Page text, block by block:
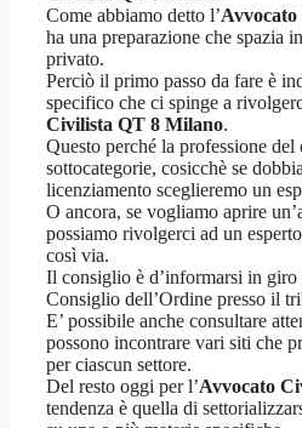
Come abbiamo detto l’
ha una preparazione che spazia
privato.
Perciò il primo passo da fare è
specifico che ci spinge a
Civilista QT 8 Milano.
Questo perché la professione
sottocategorie, cosicchè se
licenziamento sceglieremo un
O ancora, se vogliamo aprire
possiamo rivolgerci ad un
così via.
Il consiglio è d’informarsi in giro
Consiglio dell’Ordine presso il
E’ possibile anche consultare
possono incontrare vari siti che
per ciascun settore.
Del resto oggi per l’Avvocato
tendenza è quella di